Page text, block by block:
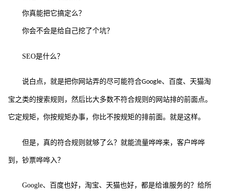
你真能把它搞定么？
你会不会是给自己挖了个坑？
SEO是什么？
说白点，就是把你网站弄的尽可能符合Google、百度、天猫淘
宝之类的搜索规则，然后比大多数不符合规则的网站排的前面点。
它定规矩，你按规矩办事，你比不按规矩的排前面。就是这样。
但是，真的符合规则就够了么？就能流量哗哗来，客户哗哗
到，钞票哗哗入？
Google、百度也好，淘宝、天猫也好，都是给谁服务的？给所